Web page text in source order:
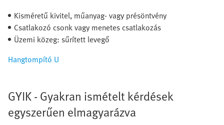
Kisméretű kivitel, műanyag- vagy présöntvény
Csatlakozó csonk vagy menetes csatlakozás
Üzemi közeg: sűrített levegő
Hangtompító U
GYIK - Gyakran ismételt kérdések
egyszerűen elmagyarázva